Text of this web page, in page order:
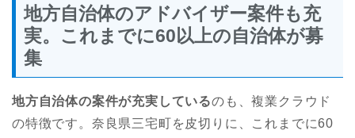
地方自治体のアドバイザー案件も充
実。これまでに60以上の自治体が募
集
地方自治体の案件が充実しているのも、複業クラウド
の特徴です。奈良県三宅町を皮切りに、これまでに60